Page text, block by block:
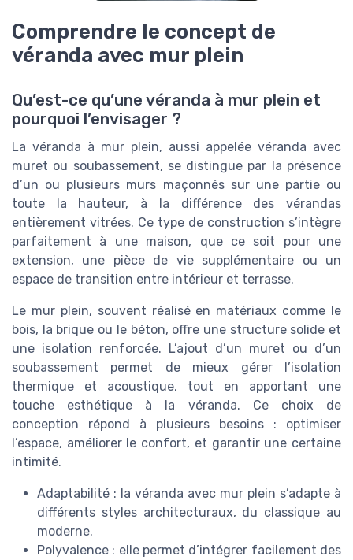
Comprendre le concept de
véranda avec mur plein
Qu’est-ce qu’une véranda à mur plein et
pourquoi l’envisager ?
La véranda à mur plein, aussi appelée véranda avec
muret ou soubassement, se distingue par la présence
d’un ou plusieurs murs maçonnés sur une partie ou
toute la hauteur, à la différence des vérandas
entièrement vitrées. Ce type de construction s’intègre
parfaitement à une maison, que ce soit pour une
extension, une pièce de vie supplémentaire ou un
espace de transition entre intérieur et terrasse.
Le mur plein, souvent réalisé en matériaux comme le
bois, la brique ou le béton, offre une structure solide et
une isolation renforcée. L’ajout d’un muret ou d’un
soubassement permet de mieux gérer l’isolation
thermique et acoustique, tout en apportant une
touche esthétique à la véranda. Ce choix de
conception répond à plusieurs besoins : optimiser
l’espace, améliorer le confort, et garantir une certaine
intimité.
Adaptabilité : la véranda avec mur plein s’adapte à
différents styles architecturaux, du classique au
moderne.
Polyvalence : elle permet d’intégrer facilement des